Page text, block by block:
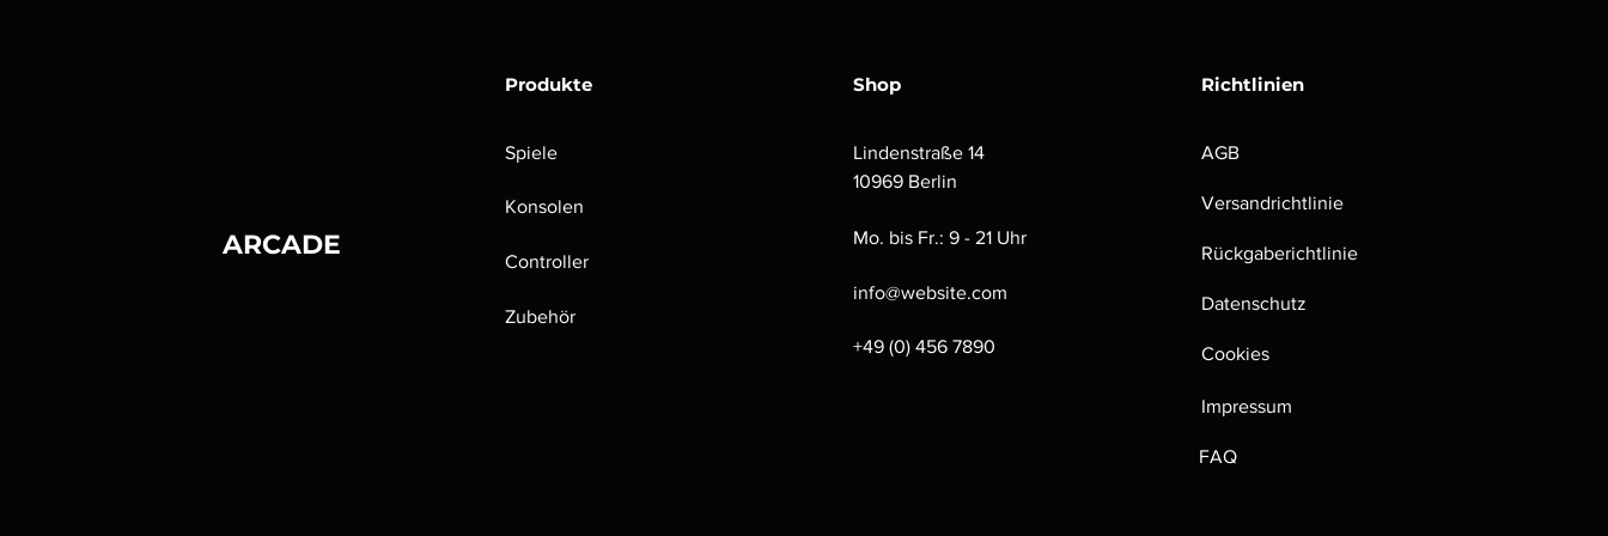
ARCADE
Produkte
Spiele
Konsolen
Controller
Zubehör
Shop
Lindenstraße 14
10969 Berlin
Mo. bis Fr.: 9 - 21 Uhr
info@website.com
+49 (0) 456 7890
Richtlinien
AGB
Versandrichtlinie
Rückgaberichtlinie
Datenschutz
Cookies
Impressum
FAQ